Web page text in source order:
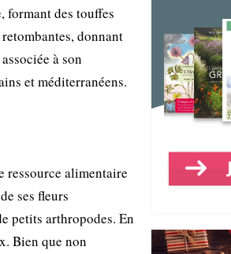
formant des touffes
donnant
à son
et méditerranéens.
ressource alimentaire
ses fleurs
petits arthropodes. En
Bien que non